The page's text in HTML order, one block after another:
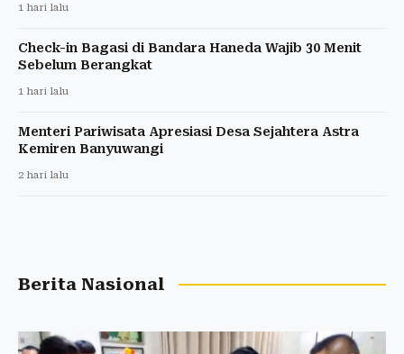
1 hari lalu
Check-in Bagasi di Bandara Haneda Wajib 30 Menit
Sebelum Berangkat
1 hari lalu
Menteri Pariwisata Apresiasi Desa Sejahtera Astra
Kemiren Banyuwangi
2 hari lalu
Berita Nasional